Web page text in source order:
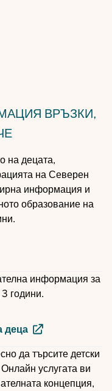
ВРЪЗКИ,
на децата,
на Северен
информация и
образование на
информация за
години.
деца
да търсите детски
услугата ви
концепция,